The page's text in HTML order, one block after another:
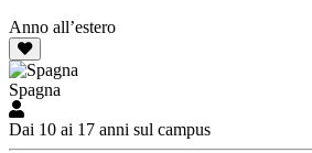
Anno all’estero
Spagna
Dai 10 ai 17 anni sul campus